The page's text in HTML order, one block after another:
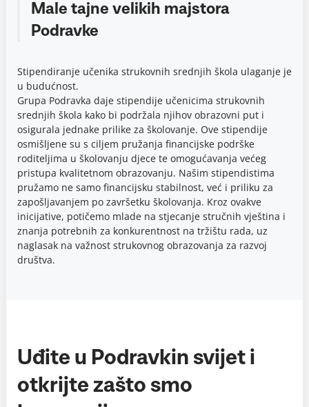
Male tajne velikih majstora
Podravke
Stipendiranje učenika strukovnih srednjih škola ulaganje je
u budućnost.
Grupa Podravka daje stipendije učenicima strukovnih
srednjih škola kako bi podržala njihov obrazovni put i
osigurala jednake prilike za školovanje. Ove stipendije
osmišljene su s ciljem pružanja financijske podrške
roditeljima u školovanju djece te omogućavanja većeg
pristupa kvalitetnom obrazovanju. Našim stipendistima
pružamo ne samo financijsku stabilnost, već i priliku za
zapošljavanjem po završetku školovanja. Kroz ovakve
inicijative, potičemo mlade na stjecanje stručnih vještina i
znanja potrebnih za konkurentnost na tržištu rada, uz
naglasak na važnost strukovnog obrazovanja za razvoj
društva.
Uđite u Podravkin svijet i
otkrijte zašto smo